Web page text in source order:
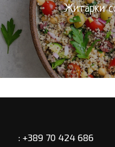
Житарки
: +389 70 424 686